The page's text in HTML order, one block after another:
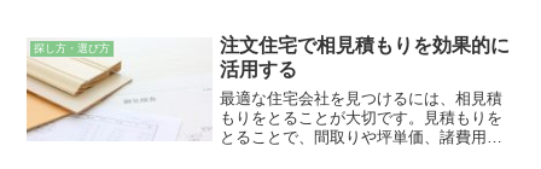
探し方・選び方
注文住宅で相見積もりを効果的に
活用する
最適な住宅会社を見つけるには、相見積
もりをとることが大切です。見積もりを
とることで、間取りや坪単価、諸費用な